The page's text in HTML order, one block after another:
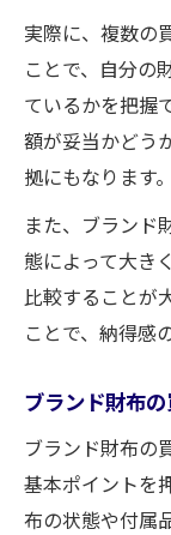
工夫
オンライ
オン
方法
ブラ
な理由
オン
紹介
複数業
付属品の
ブラ
実際に、複数の
ことで、自分の
ているかを把握
額が妥当かどう
拠にもなります。
また、ブランド
態によって大き
比較することが
ことで、納得感
ブランド財布
ブランド財布の
基本ポイントを
布の状態や付属